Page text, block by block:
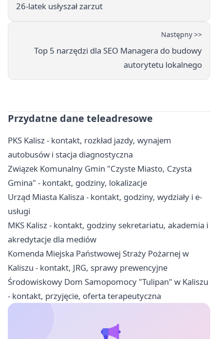
26-latek usłyszał zarzut
Następny >>
Top 5 narzędzi dla SEO Managera do budowy
autorytetu lokalnego
Przydatne dane teleadresowe
PKS Kalisz - kontakt, rozkład jazdy, wynajem
autobusów i stacja diagnostyczna
Związek Komunalny Gmin "Czyste Miasto, Czysta
Gmina" - kontakt, godziny, lokalizacje
Urząd Miasta Kalisza - kontakt, godziny, wydziały i e-
usługi
MKS Kalisz - kontakt, godziny sekretariatu, akademia i
akredytacje dla mediów
Komenda Miejska Państwowej Straży Pożarnej w
Kaliszu - kontakt, JRG, sprawy prewencyjne
Środowiskowy Dom Samopomocy "Tulipan" w Kaliszu
- kontakt, przyjęcie, oferta terapeutyczna